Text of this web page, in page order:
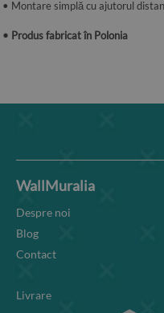
• Montare simplă cu ajutorul
• Produs fabricat în Polonia
WallMuralia
Despre noi
Blog
Contact
Livrare